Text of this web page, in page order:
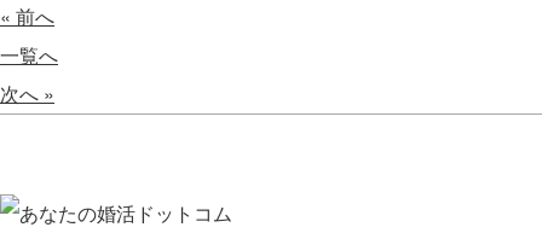
« 前へ
一覧へ
次へ »